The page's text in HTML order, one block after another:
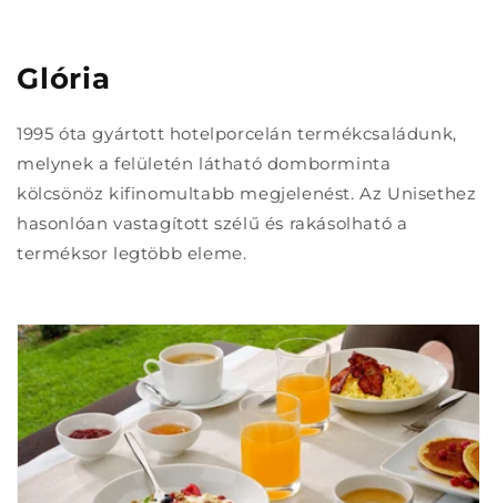
Glória
1995 óta gyártott hotelporcelán termékcsaládunk,
melynek a felületén látható domborminta
kölcsönöz kifinomultabb megjelenést. Az Unisethez
hasonlóan vastagított szélű és rakásolható a
terméksor legtöbb eleme.